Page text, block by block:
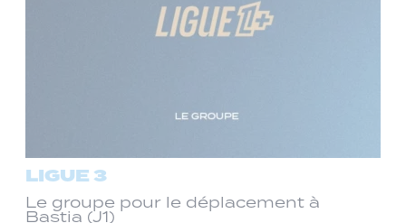
LIGUE 3
Le groupe pour le déplacement à
Bastia (J1)